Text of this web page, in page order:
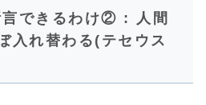
言できるわけ② : 人間
入れ替わる(テセウス